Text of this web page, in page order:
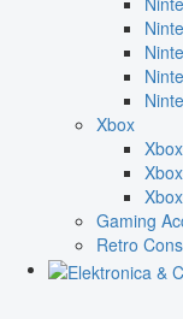
Xbox
Gaming
Retro